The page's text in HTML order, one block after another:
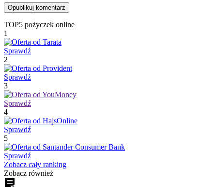
TOP5 pożyczek online
1
Sprawdź
2
Sprawdź
3
Sprawdź
4
Sprawdź
5
Sprawdź
Zobacz cały ranking
Zobacz również